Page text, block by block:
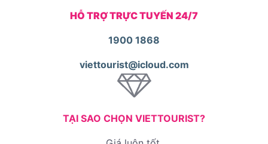
HỖ TRỢ TRỰC TUYẾN 24/7
1900 1868
viettourist@icloud.com
TẠI SAO CHỌN VIETTOURIST?